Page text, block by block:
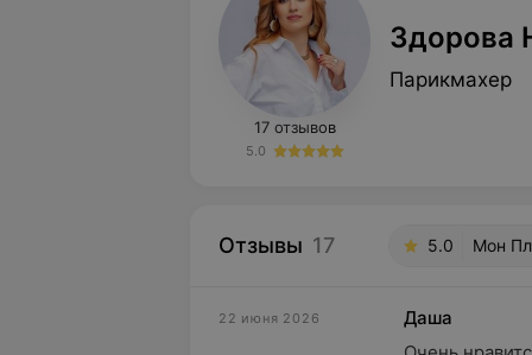
17 отзывов
5.0
Здорова
Парикмахер
Отзывы 17 5.0 Мон
22 июня 2026
Даша